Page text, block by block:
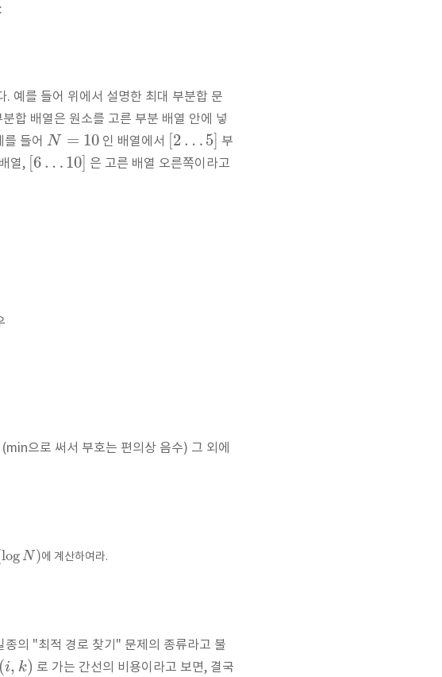
예를 들어 위에서 설명한 최대 부분합 문
합 배열은 원소를 고른 부분 배열 안에 넣
들어 N = 10 인 배열에서 [2 … 5] 부
열, [6 … 10] 은 고른 배열 오른쪽이라고
으로 써서 부호는 편의상 음수) 그 외에
logN)에 계산하여라.
의 "최적 경로 찾기" 문제의 종류라고 불
(i, k) 로 가는 간선의 비용이라고 보면, 결국